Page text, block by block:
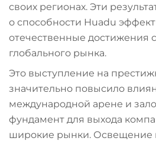
своих регионах. Эти
о способности Huadu
отечественные достижения
глобального рынка.
Это выступление на
значительно повысило
международной арене и
фундамент для выхода
широкие рынки. Освещение